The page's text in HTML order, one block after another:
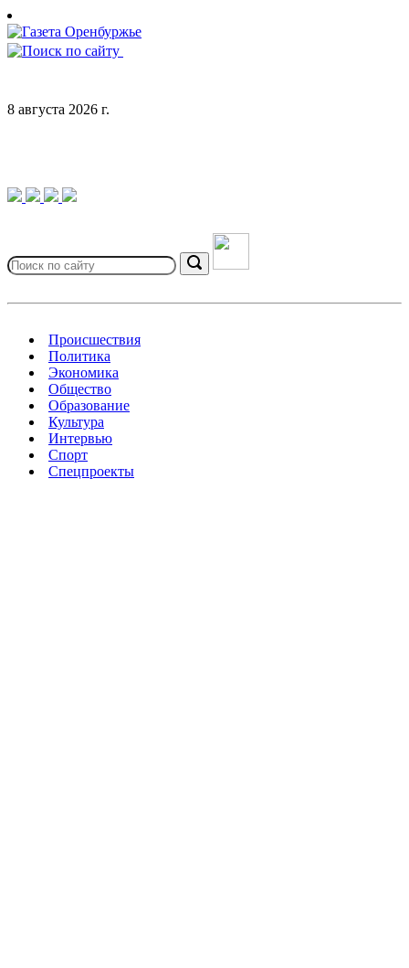
Skip
to
content
8 августа 2026 г.
for:
Search
Происшествия
Политика
Экономика
Общество
Образование
Культура
Интервью
Спорт
Спецпроекты